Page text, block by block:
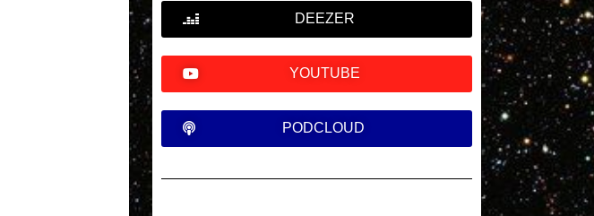
DEEZER
YOUTUBE
PODCLOUD